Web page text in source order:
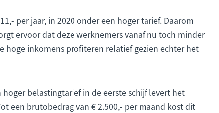
per jaar, in 2020 onder een hoger tarief. Daarom
ervoor dat deze werknemers vanaf nu toch minder
hoge inkomens profiteren relatief gezien echter het
belastingtarief in de eerste schijf levert het
een brutobedrag van € 2.500,- per maand kost dit